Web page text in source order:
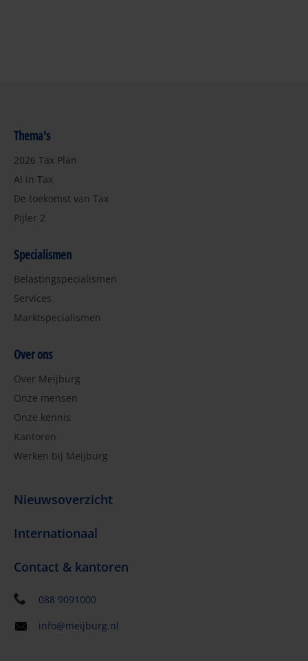
Thema's
2026 Tax Plan
AI in Tax
De toekomst van Tax
Pijler 2
Specialismen
Belastingspecialismen
Services
Marktspecialismen
Over ons
Over Meijburg
Onze mensen
Onze kennis
Kantoren
Werken bij Meijburg
Nieuwsoverzicht
Internationaal
Contact & kantoren
088 9091000
info@meijburg.nl